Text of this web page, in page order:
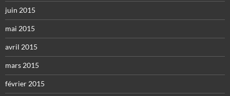
juin 2015
mai 2015
avril 2015
mars 2015
février 2015